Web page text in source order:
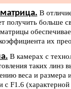
В
получить больше
их
В камерах с
таких линз
веса и размера
с F1.6